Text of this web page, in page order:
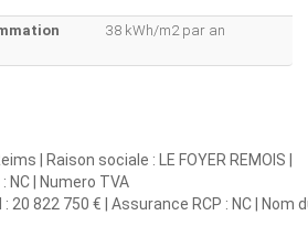
38 kWh/m2 par an
| Raison sociale : LE FOYER REMOIS |
NC | Numero TVA
822 750 € | Assurance RCP : NC | Nom